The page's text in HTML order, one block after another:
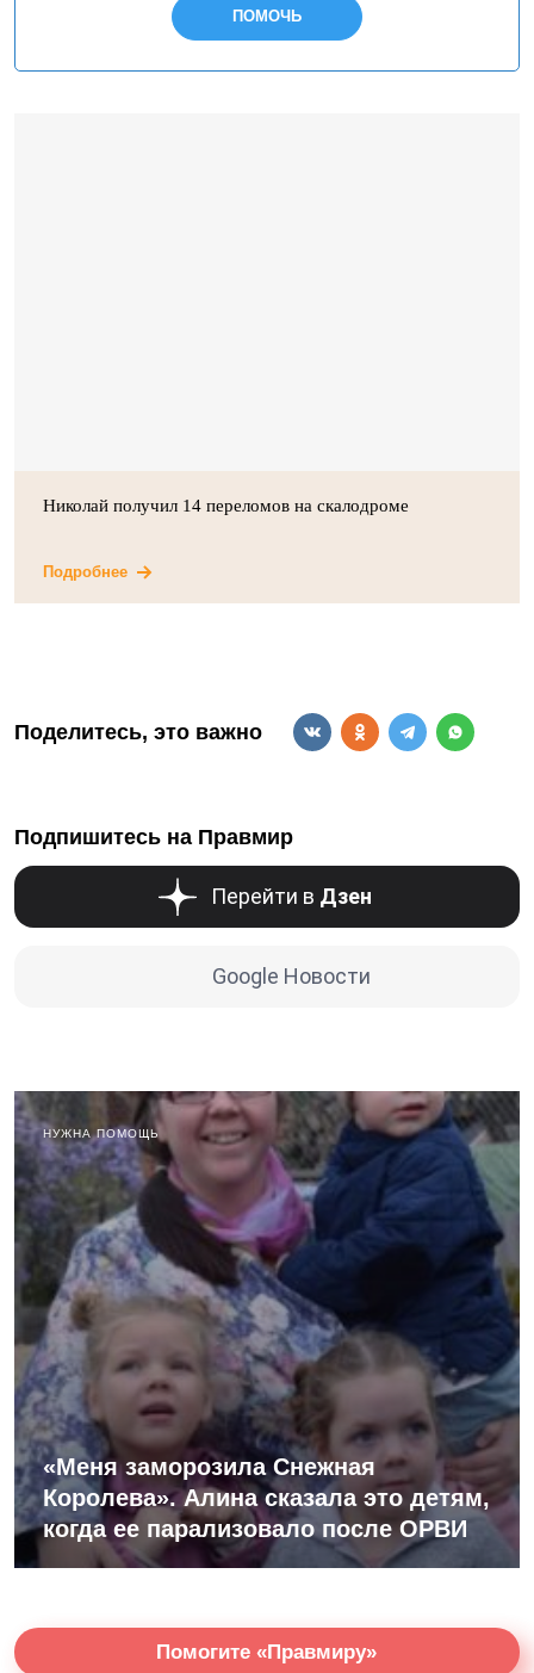
ПОМОЧЬ
Николай получил 14 переломов на скалодроме
Подробнее
Поделитесь, это важно
Подпишитесь на Правмир
Перейти в Дзен
Google Новости
НУЖНА ПОМОЩЬ
«Меня заморозила Снежная
Королева». Алина сказала это детям,
когда ее парализовало после ОРВИ
Помогите «Правмиру»